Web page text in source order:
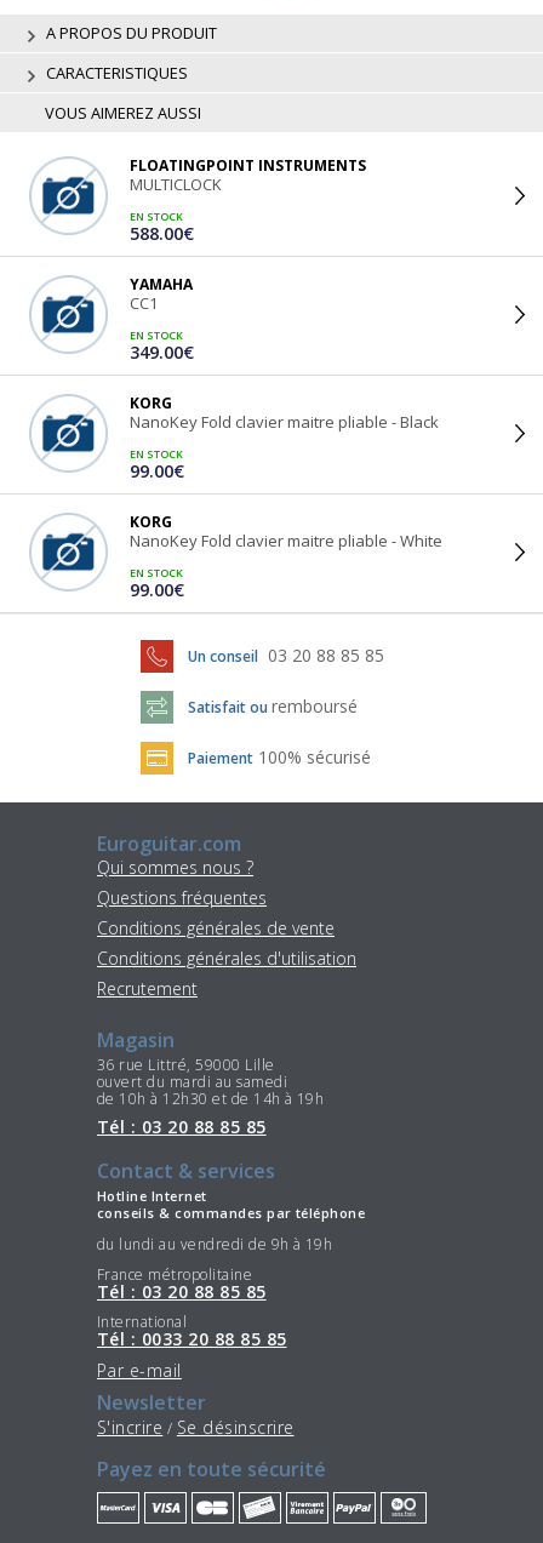
A PROPOS DU PRODUIT
CARACTERISTIQUES
VOUS AIMEREZ AUSSI
FLOATINGPOINT INSTRUMENTS
MULTICLOCK
EN STOCK
588.00€
YAMAHA
CC1
EN STOCK
349.00€
KORG
NanoKey Fold clavier maitre pliable - Black
EN STOCK
99.00€
KORG
NanoKey Fold clavier maitre pliable - White
EN STOCK
99.00€
Un conseil 03 20 88 85 85
Satisfait ou remboursé
Paiement 100% sécurisé
Euroguitar.com
Qui sommes nous ?
Questions fréquentes
Conditions générales de vente
Conditions générales d'utilisation
Recrutement
Magasin
36 rue Littré, 59000 Lille
ouvert du mardi au samedi
de 10h à 12h30 et de 14h à 19h
Tél : 03 20 88 85 85
Contact & services
Hotline Internet
conseils & commandes par téléphone
du lundi au vendredi de 9h à 19h
France métropolitaine
Tél : 03 20 88 85 85
International
Tél : 0033 20 88 85 85
Par e-mail
Newsletter
S'incrire / Se désinscrire
Payez en toute sécurité